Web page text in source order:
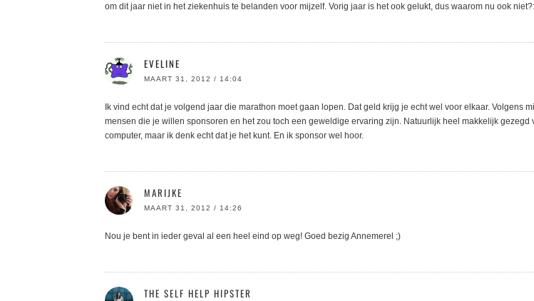
om dit jaar niet in het ziekenhuis te belanden voor mijzelf. Vorig jaar is het ook gelukt, dus waarom nu ook
EVELINE
MAART 31, 2012 / 14:04
Ik vind echt dat je volgend jaar die marathon moet gaan lopen. Dat geld krijg je echt wel voor elkaar. Volgens
mensen die je willen sponsoren en het zou toch een geweldige ervaring zijn. Natuurlijk heel makkelijk gezegd
computer, maar ik denk echt dat je het kunt. En ik sponsor wel hoor.
MARIJKE
MAART 31, 2012 / 14:26
Nou je bent in ieder geval al een heel eind op weg! Goed bezig Annemerel ;)
THE SELF HELP HIPSTER